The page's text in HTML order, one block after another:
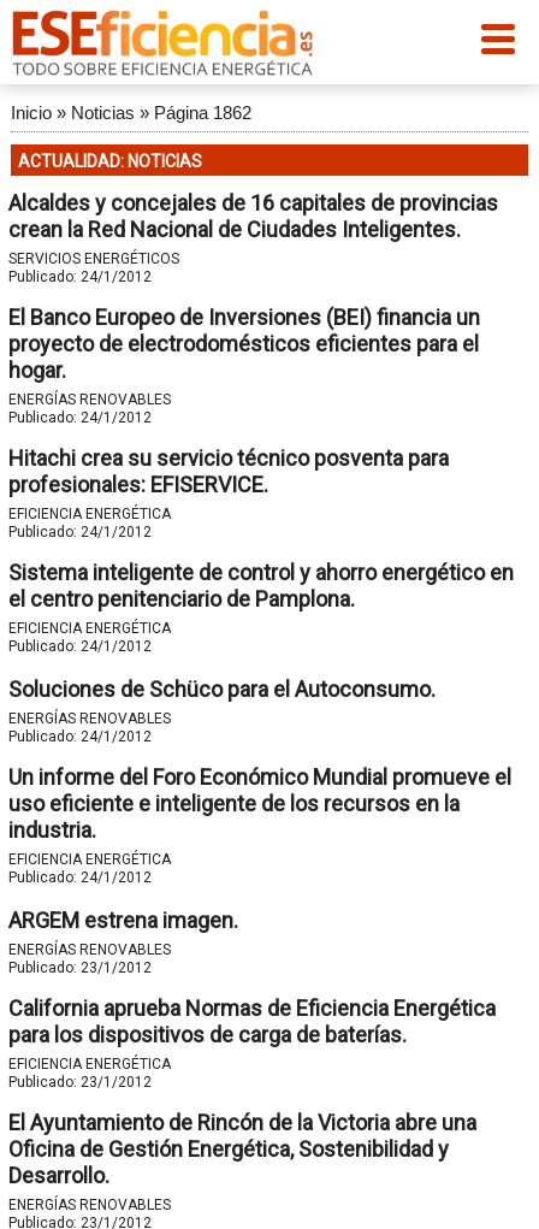
Inicio» Noticias » Página 1862
ACTUALIDAD: NOTICIAS
Alcaldes y concejales de 16 capitales de provincias
crean la Red Nacional de Ciudades Inteligentes.
SERVICIOS ENERGÉTICOS
Publicado: 24/1/2012
El Banco Europeo de Inversiones (BEI) financia un
proyecto de electrodomésticos eficientes para el
hogar.
ENERGÍAS RENOVABLES
Publicado: 24/1/2012
Hitachi crea su servicio técnico posventa para
profesionales: EFISERVICE.
EFICIENCIA ENERGÉTICA
Publicado: 24/1/2012
Sistema inteligente de control y ahorro energético en
el centro penitenciario de Pamplona.
EFICIENCIA ENERGÉTICA
Publicado: 24/1/2012
Soluciones de Schüco para el Autoconsumo.
ENERGÍAS RENOVABLES
Publicado: 24/1/2012
Un informe del Foro Económico Mundial promueve el
uso eficiente e inteligente de los recursos en la
industria.
EFICIENCIA ENERGÉTICA
Publicado: 24/1/2012
ARGEM estrena imagen.
ENERGÍAS RENOVABLES
Publicado: 23/1/2012
California aprueba Normas de Eficiencia Energética
para los dispositivos de carga de baterías.
EFICIENCIA ENERGÉTICA
Publicado: 23/1/2012
El Ayuntamiento de Rincón de la Victoria abre una
Oficina de Gestión Energética, Sostenibilidad y
Desarrollo.
ENERGÍAS RENOVABLES
Publicado: 23/1/2012